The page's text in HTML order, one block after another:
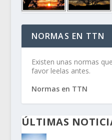
NORMAS EN TTN
Existen unas normas
favor leelas antes.
Normas en TTN
ÚLTIMAS